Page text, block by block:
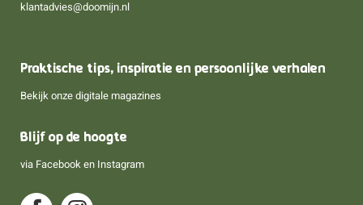
klantadvies@doomijn.nl
Praktische tips, inspiratie en persoonlijke verhalen
Bekijk onze digitale magazines
Blijf op de hoogte
via Facebook en Instagram